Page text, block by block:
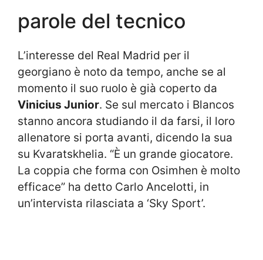
parole del tecnico
L’interesse del Real Madrid per il
georgiano è noto da tempo, anche se al
momento il suo ruolo è già coperto da
Vinicius Junior. Se sul mercato i Blancos
stanno ancora studiando il da farsi, il loro
allenatore si porta avanti, dicendo la sua
su Kvaratskhelia. “È un grande giocatore.
La coppia che forma con Osimhen è molto
efficace” ha detto Carlo Ancelotti, in
un’intervista rilasciata a ‘Sky Sport’.